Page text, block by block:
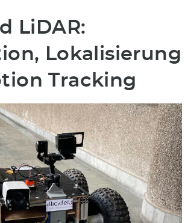
LiDAR:
Lokalisierung
Tracking